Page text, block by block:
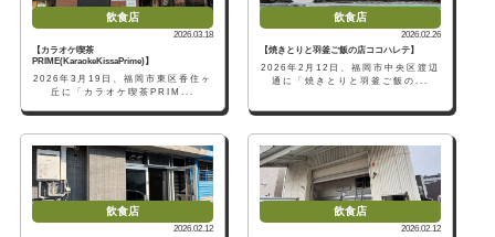
飲食店
2026.03.18
【カラオケ喫茶
PRIME(KaraokeKissaPrime)】
2026年3月19日、福岡市東区香住ヶ
丘に「カラオケ喫茶PRIM...
飲食店
2026.02.26
【焼きとりと羽釜ご飯の店ココハレテ】
2026年2月12日、福岡市中央区渡辺
通に「焼きとりと羽釜ご飯の...
飲食店
2026.02.12
飲食店
2026.02.12